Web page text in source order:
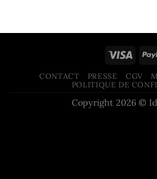
CONTACT PRESSE CGV
POLITIQUE DE
Copyright 2026 ©